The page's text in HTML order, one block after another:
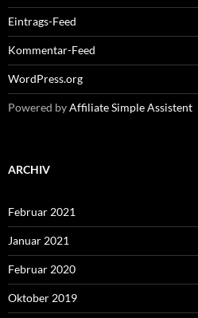
Eintrags-Feed
Kommentar-Feed
WordPress.org
Powered byAffiliate Simple Assistent
ARCHIV
Februar 2021
Januar 2021
Februar 2020
Oktober 2019